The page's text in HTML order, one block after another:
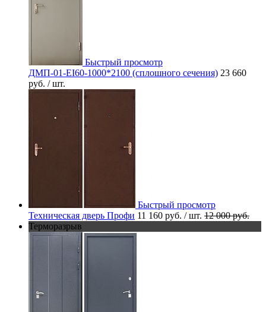
Быстрый просмотр
ДМП-01-EI60-1000*2100 (сплошного сечения) 23 660
руб. / шт.
Быстрый просмотр
Техническая дверь Профи 11 160 руб. / шт. 12 000 руб.
Терморазрыв